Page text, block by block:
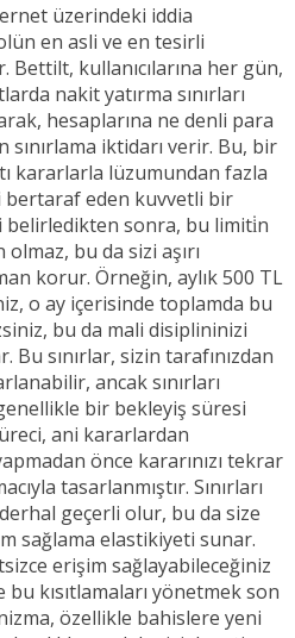
üzerindeki iddia
en asli ve en tesirli
Bettilt, kullanıcılarına her gün,
nakit yatırma sınırları
hesaplarına ne denli para
iktidarı verir. Bu, bir
kararlarla lüzumundan fazla
eden kuvvetli bir
sonra, bu limiti̇n
bu da sizi aşırı
korur. Örneğin, aylık 500 TL
o ay içerisinde toplamda bu
bu da mali disiplininizi
sınırlar, sizin tarafınızdan
ancak sınırları
bir bekleyiş süresi
ani kararlardan
önce kararınızı tekrar
tasarlanmıştır. Sınırları
geçerli olur, bu da size
sağlama elastikiyeti sunar.
erişim sağlayabileceğiniz
kısıtlamaları yönetmek son
özellikle bahislere yeni